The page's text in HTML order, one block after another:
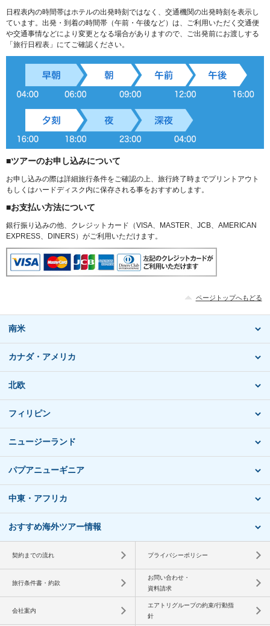
日程表内の時間帯はホテルの出発時刻ではなく、交通機関の出発時刻を表示し
ています。出発・到着の時間帯（午前・午後など）は、ご利用いただく交通便
や交通事情などにより変更となる場合がありますので、ご出発前にお渡しする
「旅行日程表」にてご確認ください。
■ツアーのお申し込みについて
お申し込みの際は詳細旅行条件をご確認の上、旅行終了時までプリントアウト
もしくはハードディスク内に保存される事をおすすめします。
■お支払い方法について
銀行振り込みの他、クレジットカード（VISA、MASTER、JCB、AMERICAN
EXPRESS、DINERS）がご利用いただけます。
ページトップへもどる
南米
カナダ・アメリカ
北欧
フィリピン
ニュージーランド
パプアニューギニア
中東・アフリカ
おすすめ海外ツアー情報
契約までの流れ プライバシーポリシー
旅行条件書・約款
お問い合わせ・
資料請求
会社案内
エアトリグループの約束/行動指
針